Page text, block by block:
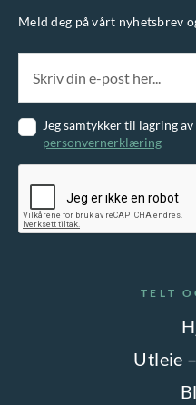
TELT
Utleie
Meld deg på vårt nyhetsbrev
Jeg samtykker til lagring
personvernerklæring